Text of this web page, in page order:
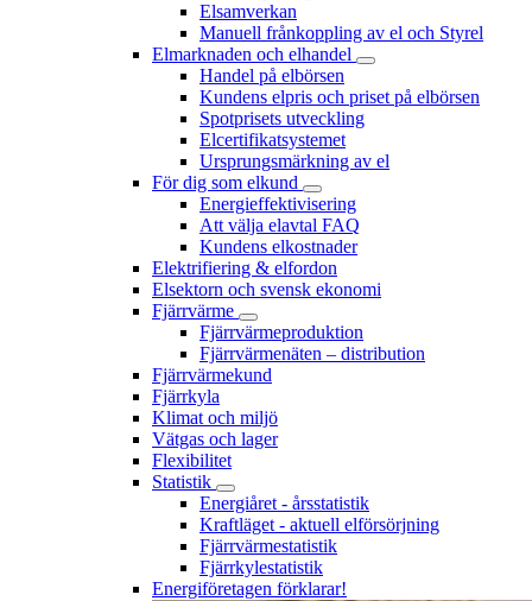
Elsamverkan
Manuell frånkoppling av el och Styrel
Elmarknaden och elhandel
Handel på elbörsen
Kundens elpris och priset på elbörsen
Spotprisets utveckling
Elcertifikatsystemet
Ursprungsmärkning av el
För dig som elkund
Energieffektivisering
Att välja elavtal FAQ
Kundens elkostnader
Elektrifiering & elfordon
Elsektorn och svensk ekonomi
Fjärrvärme
Fjärrvärmeproduktion
Fjärrvärmenäten – distribution
Fjärrvärmekund
Fjärrkyla
Klimat och miljö
Vätgas och lager
Flexibilitet
Statistik
Energiåret - årsstatistik
Kraftläget - aktuell elförsörjning
Fjärrvärmestatistik
Fjärrkylestatistik
Energiföretagen förklarar!